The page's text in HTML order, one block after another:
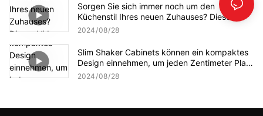
Sorgen Sie sich immer noch um den
Küchenstil Ihres neuen Zuhauses? Dieses
Video kann Ihnen Inspiration geben
2024 08 28
Slim Shaker Cabinets können ein kompaktes
Design einnehmen, um jeden Zentimeter Platz
voll auszunutzen
2024 08 28